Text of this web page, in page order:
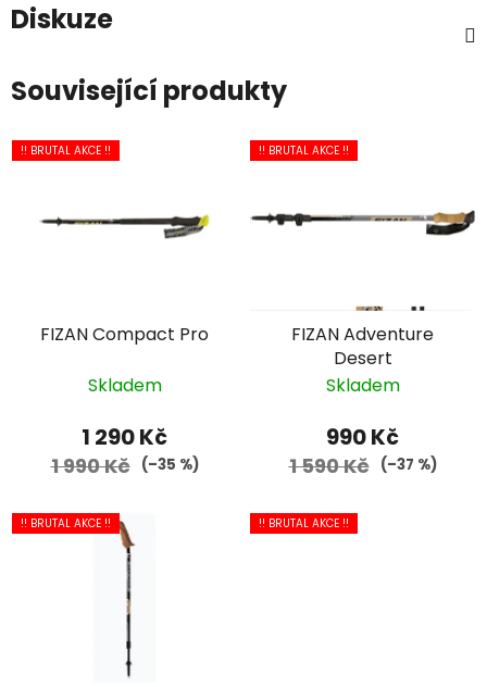
Diskuze
Související produkty
!! BRUTAL AKCE !!
FIZAN Compact Pro
Skladem
1 290 Kč
1 990 Kč (–35 %)
!! BRUTAL AKCE !!
FIZAN Adventure
Desert
Skladem
990 Kč
1 590 Kč (–37 %)
!! BRUTAL AKCE !! !! BRUTAL AKCE !!